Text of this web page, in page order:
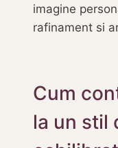
imagine
rafinament si
Cum
la un stil